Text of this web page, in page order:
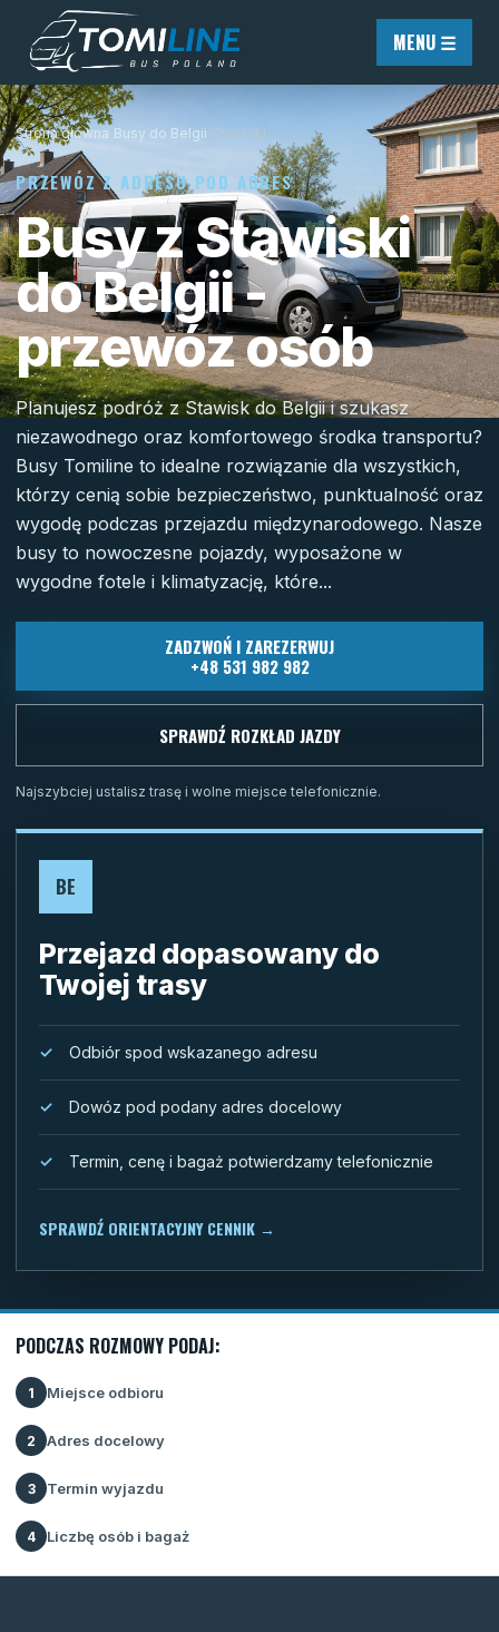
Przejdź do treści
MENU ☰
Strona główna Busy do Belgii Stawiski
PRZEWÓZ Z ADRESU POD ADRES
Busy z Stawiski
do Belgii -
przewóz osób
Planujesz podróż z Stawisk do Belgii i szukasz
niezawodnego oraz komfortowego środka transportu?
Busy Tomiline to idealne rozwiązanie dla wszystkich,
którzy cenią sobie bezpieczeństwo, punktualność oraz
wygodę podczas przejazdu międzynarodowego. Nasze
busy to nowoczesne pojazdy, wyposażone w
wygodne fotele i klimatyzację, które...
ZADZWOŃ I ZAREZERWUJ
+48 531 982 982
SPRAWDŹ ROZKŁAD JAZDY
Najszybciej ustalisz trasę i wolne miejsce telefonicznie.
BE
Przejazd dopasowany do
Twojej trasy
Odbiór spod wskazanego adresu
Dowóz pod podany adres docelowy
Termin, cenę i bagaż potwierdzamy telefonicznie
SPRAWDŹ ORIENTACYJNY CENNIK →
PODCZAS ROZMOWY PODAJ:
1 Miejsce odbioru
2 Adres docelowy
3 Termin wyjazdu
4 Liczbę osób i bagaż